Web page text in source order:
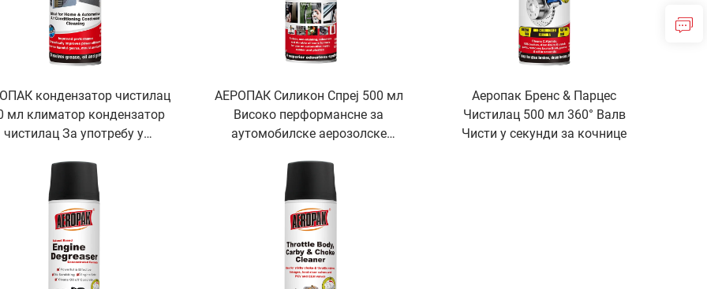
кондензатор чистилац
мл климатор кондензатор
чистилац За употребу у
АЕРОПАК Силикон Спреј 500 мл
Високо перформансне за
аутомобилске аерозолске
Аеропак Бренс & Парцес
Чистилац 500 мл 360° Валв
Чисти у секунди за кочнице